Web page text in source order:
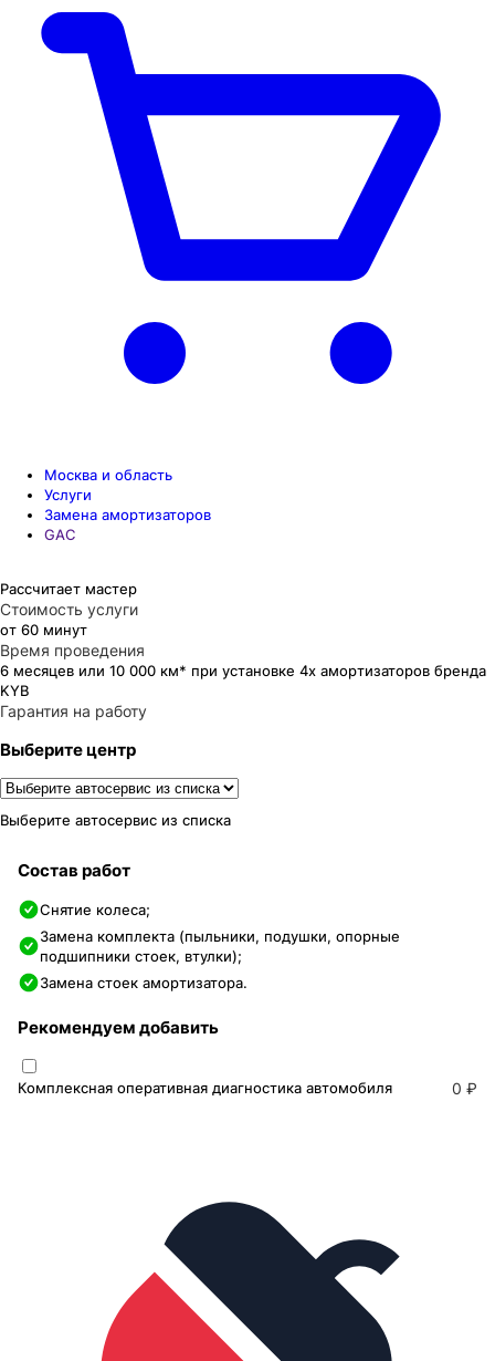
Москва и область
Услуги
Замена амортизаторов
GAC
Рассчитает мастер
Стоимость услуги
от 60 минут
Время проведения
6 месяцев или 10 000 км* при установке 4х амортизаторов бренда
KYB
Гарантия на работу
Выберите центр
Выберите автосервис из списка
Состав работ
Снятие колеса;
Замена комплекта (пыльники, подушки, опорные
подшипники стоек, втулки);
Замена стоек амортизатора.
Рекомендуем добавить
Комплексная оперативная диагностика автомобиля 0 ₽